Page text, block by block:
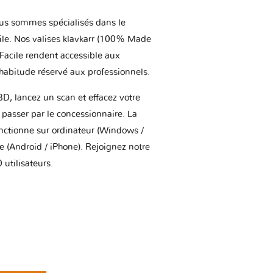
sommes spécialisés dans le
Nos valises klavkarr (100% Made
rendent accessible aux
réservé aux professionnels.
lancez un scan et effacez votre
par le concessionnaire. La
sur ordinateur (Windows /
(Android / iPhone). Rejoignez notre
utilisateurs.